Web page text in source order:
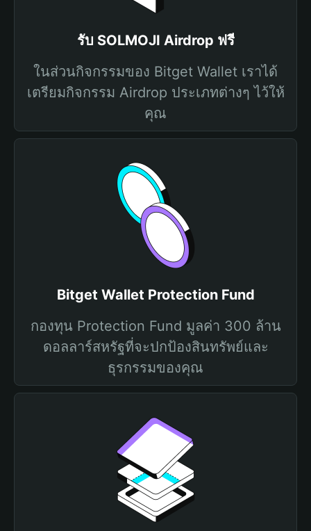
รับ SOLMOJI Airdrop ฟรี
ในส่วนกิจกรรมของ Bitget Wallet เราได้
เตรียมกิจกรรม Airdrop ประเภทต่างๆ ไว้ให้
คุณ
Bitget Wallet Protection Fund
กองทุน Protection Fund มูลค่า 300 ล้าน
ดอลลาร์สหรัฐที่จะปกป้องสินทรัพย์และ
ธุรกรรมของคุณ